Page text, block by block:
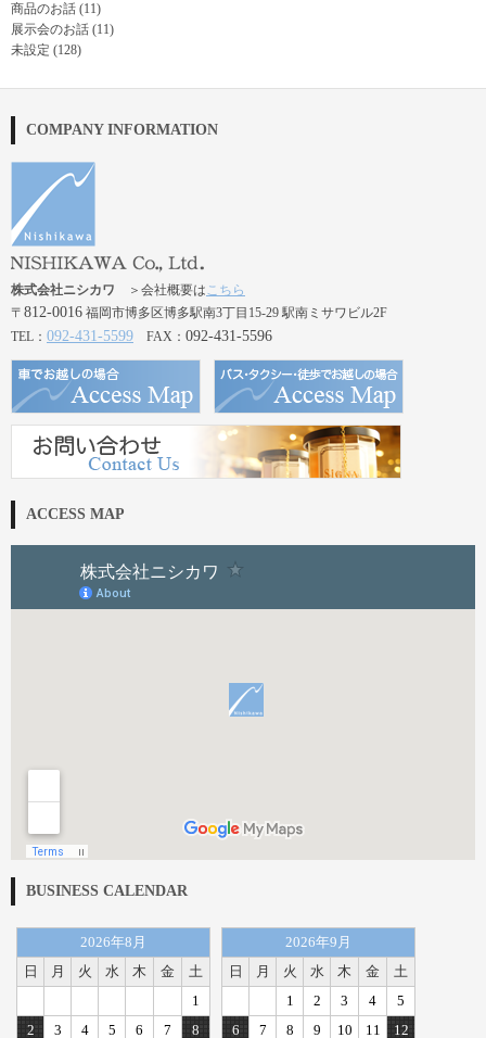
商品のお話 (11)
展示会のお話 (11)
未設定 (128)
COMPANY INFORMATION
株式会社ニシカワ ＞会社概要はこちら
〒 812-0016 福岡市博多区博多駅南3丁目15-29 駅南ミサワビル2F
TEL： 092-431-5599 FAX： 092-431-5596
ACCESS MAP
BUSINESS CALENDAR
2026年8月
日
月 火 水 木 金
土
1
2
3 4 5 6 7 8
2026年9月
日
月 火 水 木 金
土
1
2 3 4
5
6
7 8 9 10 11 12